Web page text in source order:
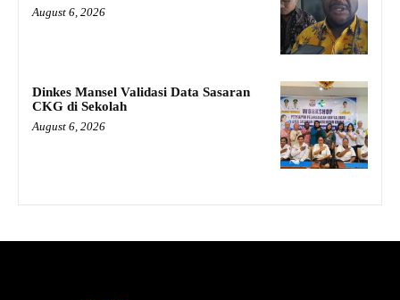
August 6, 2026
Dinkes Mansel Validasi Data Sasaran
CKG di Sekolah
August 6, 2026